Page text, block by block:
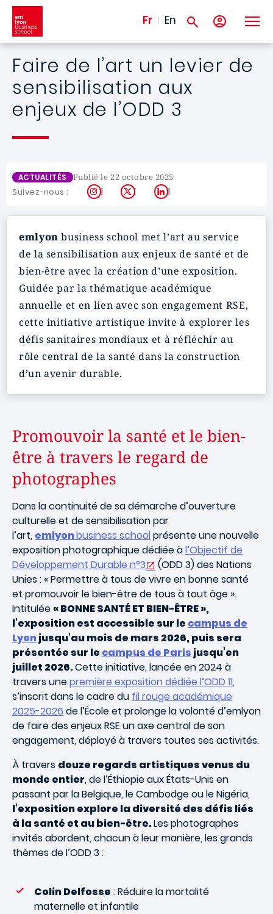
Aller au contenu principal
Fr En
Faire de l’art un levier de
sensibilisation aux
enjeux de l’ODD 3
ACTUALITÉS Publié le 22 octobre 2025
Suivez-nous : Instagram
X LinkedIn
emlyon business school met l’art au service
de la sensibilisation aux enjeux de santé et de
bien-être avec la création d’une exposition.
Guidée par la thématique académique
annuelle et en lien avec son engagement RSE,
cette initiative artistique invite à explorer les
défis sanitaires mondiaux et à réfléchir au
rôle central de la santé dans la construction
d’un avenir durable.
Promouvoir la santé et le bien-
être à travers le regard de
photographes
Dans la continuité de sa démarche d’ouverture
culturelle et de sensibilisation par
l’art, emlyonbusiness school présente une nouvelle
exposition photographiquedédiée àl’Objectif de
Développement Durable n°3
(ODD 3) des Nations
Unies : « Permettre à tous de vivre en bonne santé
et promouvoir le bien-être de tous à tout âge ».
Intitulée « BONNE SANTÉ ET BIEN-ÊTRE »,
l’exposition est accessible sur le campus de
Lyonjusqu’au mois de mars 2026, puis sera
présentée sur le campus de Paris jusqu’en
juillet 2026.Cette initiative, lancée en 2024 à
travers unepremière exposition dédiée l’ODD 11,
s’inscrit dans le cadre du fil rouge académique
2025-2026 de l’École et prolonge la volonté d’emlyon
de faire des enjeux RSE un axe central de son
engagement, déployé à travers toutes ses activités.
À travers douze regards artistiques venus du
monde entier, de l’Éthiopie aux États-Unis en
passant par la Belgique, le Cambodge ou le Nigéria,
l’exposition explore la diversité des défis liés
à la santé et au bien-être.Les photographes
invités abordent, chacun à leur manière, les grands
thèmes de l’ODD 3 :
Colin Delfosse : Réduire la mortalité
maternelle et infantile